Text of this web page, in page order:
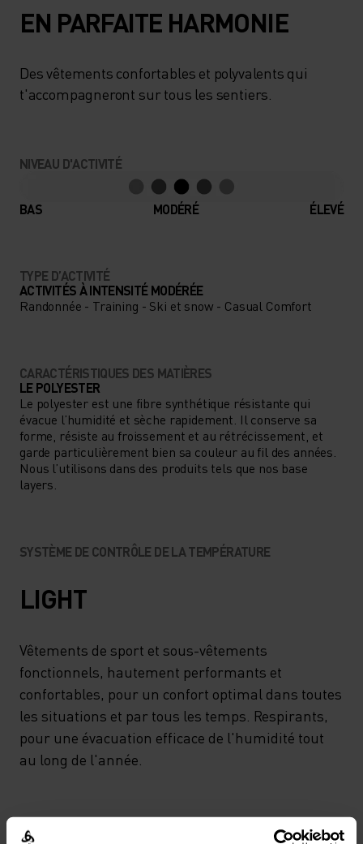
EN PARFAITE HARMONIE
Des vêtements confortables et polyvalents qui
t'accompagneront sur tous les sentiers.
NIVEAU D'ACTIVITÉ
BAS MODÉRÉ ÉLEVÉ
TYPE D’ACTIVITÉ
ACTIVITÉS À INTENSITÉ MODÉRÉE
Randonnée - Training - Ski et snow - Casual Comfort
CARACTÉRISTIQUES DES MATIÈRES
LE POLYESTER
Le polyester est une fibre synthétique résistante qui
évacue l’humidité et sèche rapidement. Il conserve sa
forme, résiste au froissement et au rétrécissement, et
garde particulièrement bien sa couleur au fil des années.
Nous l’utilisons dans des produits tels que nos base
layers.
SYSTÈME DE CONTRÔLE DE LA TEMPÉRATURE
LIGHT
Vêtements de sport et sous-vêtements
fonctionnels, hautement performants et
confortables, pour un confort optimal dans toutes
les situations et par tous les temps. Respirants,
pour une évacuation efficace de l'humidité tout
au long de l'année.
MAXIMUM